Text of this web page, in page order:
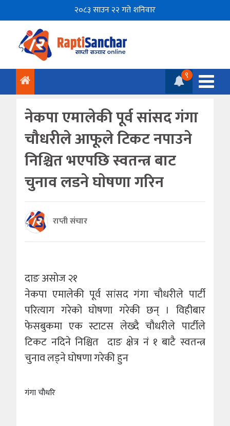
२०८३ साउन २२ गते शनिवार
९
नेकपा एमालेकी पूर्व सांसद गंगा
चौधरीले आफूले टिकट नपाउने
निश्चित भएपछि स्वतन्त्र बाट
चुनाव लडने घाेषणा गरिन
राप्ती संचार
दाङ असाेज २१
नेकपा एमालेकी पूर्व सांसद गंगा चौधरीले पार्टी
परित्याग गरेको घोषणा गरेकी छन् । विहीबार
फेसबुकमा एक स्टाटस लेख्दै चौधरीले पार्टीले
टिकट नदिने निश्चित दाङ क्षेत्र नं १ बाटै स्वतन्त्र
चुनाव लड्ने घोषणा गरेकी हुन
गंगा चाैधरि